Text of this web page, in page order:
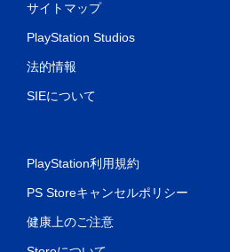
サイトマップ
PlayStation Studios
法的情報
SIEについて
PlayStation利用規約
PS Storeキャンセルポリシー
健康上のご注意